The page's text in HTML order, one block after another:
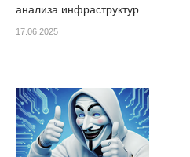
анализа инфраструктур.
17.06.2025